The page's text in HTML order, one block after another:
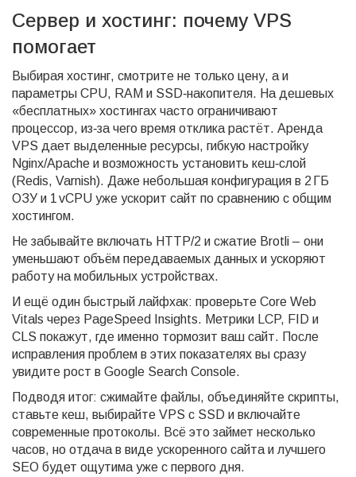
Сервер и хостинг: почему VPS
помогает
Выбирая хостинг, смотрите не только цену, а и
параметры CPU, RAM и SSD‑накопителя. На дешевых
«бесплатных» хостингах часто ограничивают
процессор, из‑за чего время отклика растёт. Аренда
VPS дает выделенные ресурсы, гибкую настройку
Nginx/Apache и возможность установить кеш‑слой
(Redis, Varnish). Даже небольшая конфигурация в 2 ГБ
ОЗУ и 1 vCPU уже ускорит сайт по сравнению с общим
хостингом.
Не забывайте включать HTTP/2 и сжатие Brotli – они
уменьшают объём передаваемых данных и ускоряют
работу на мобильных устройствах.
И ещё один быстрый лайфхак: проверьте Core Web
Vitals через PageSpeed Insights. Метрики LCP, FID и
CLS покажут, где именно тормозит ваш сайт. После
исправления проблем в этих показателях вы сразу
увидите рост в Google Search Console.
Подводя итог: сжимайте файлы, объединяйте скрипты,
ставьте кеш, выбирайте VPS с SSD и включайте
современные протоколы. Всё это займет несколько
часов, но отдача в виде ускоренного сайта и лучшего
SEO будет ощутима уже с первого дня.